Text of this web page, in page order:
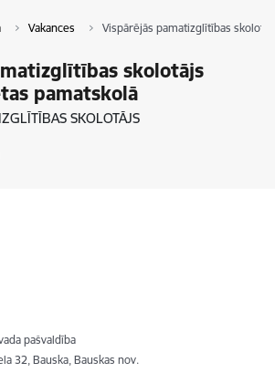
Vakances Vispārējās pamatizglītības
skolotājs
pamatskolā
SKOLOTĀJS
pašvaldība
32, Bauska, Bauskas nov.